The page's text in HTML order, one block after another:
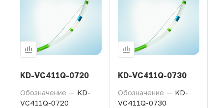
KD-VC411Q-0720
Обозначение — KD-
VC411Q-0720
KD-VC411Q-0730
Обозначение — KD-
VC411Q-0730